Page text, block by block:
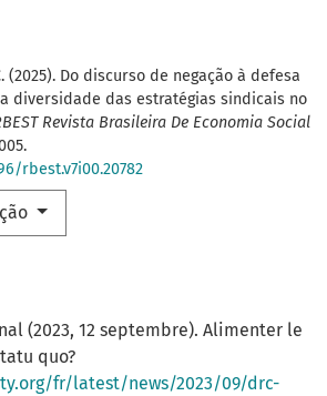
(2025). Do discurso de negação à defesa
diversidade das estratégias sindicais no
Revista Brasileira De Economia Social
rbest.v7i00.20782
(2023, 12 septembre). Alimenter le
quo?
fr/latest/news/2023/09/drc-